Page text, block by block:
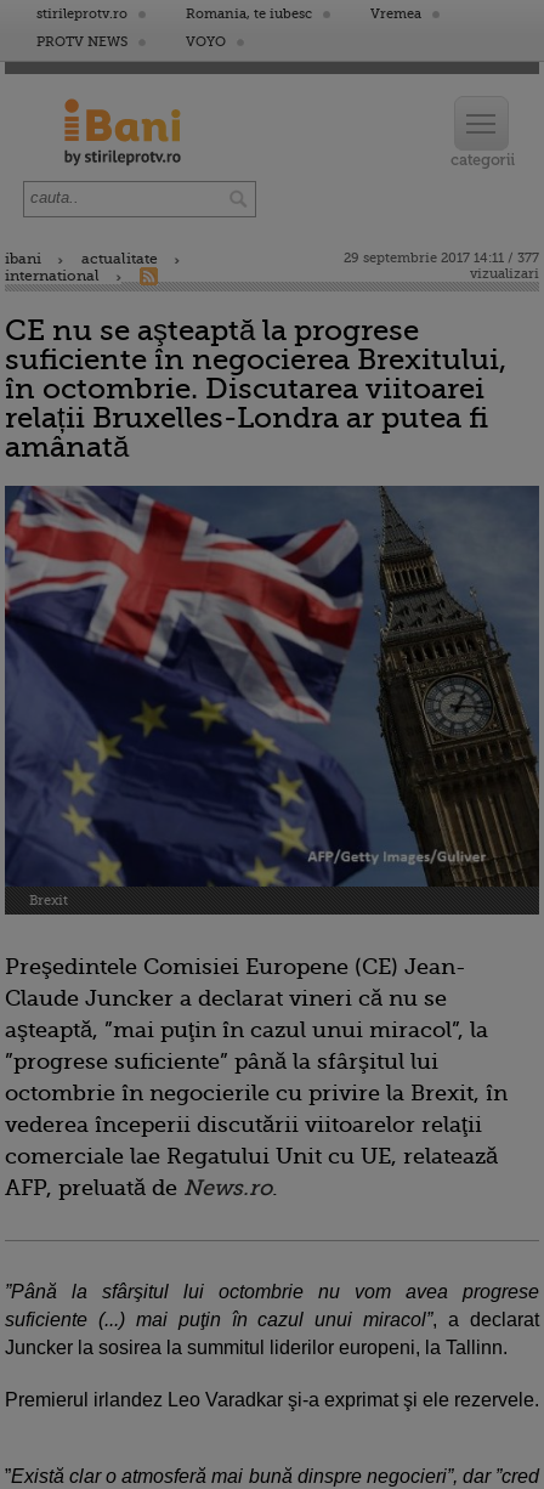
stirileprotv.ro Romania, te iubesc
Vremea
PROTV NEWS
VOYO
ibani
actualitate
international
29 septembrie 2017 14:11 / 377
vizualizari
CE nu se aşteaptă la progrese
suficiente în negocierea Brexitului,
în octombrie. Discutarea viitoarei
relații Bruxelles-Londra ar putea fi
amânată
Brexit
Preşedintele Comisiei Europene (CE) Jean-
Claude Juncker a declarat vineri că nu se
aşteaptă, ”mai puţin în cazul unui miracol”, la
”progrese suficiente” până la sfârşitul lui
octombrie în negocierile cu privire la Brexit, în
vederea începerii discutării viitoarelor relaţii
comerciale lae Regatului Unit cu UE, relatează
AFP, preluată de News.ro.
”Până la sfârşitul lui octombrie nu vom avea progrese
suficiente (...) mai puţin în cazul unui miracol”, a declarat
Juncker la sosirea la summitul liderilor europeni, la Tallinn.
Premierul irlandez Leo Varadkar şi-a exprimat şi ele rezervele.
”Există clar o atmosferă mai bună dinspre negocieri”, dar ”cred